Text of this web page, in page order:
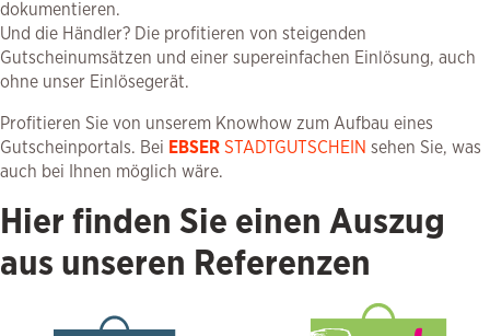
dokumentieren.
Und die Händler? Die profitieren von steigenden
Gutscheinumsätzen und einer supereinfachen Einlösung, auch
ohne unser Einlösegerät.
Profitieren Sie von unserem Knowhow zum Aufbau eines
Gutscheinportals. Bei EBSER STADTGUTSCHEIN sehen Sie, was
auch bei Ihnen möglich wäre.
Hier finden Sie einen Auszug
aus unseren Referenzen